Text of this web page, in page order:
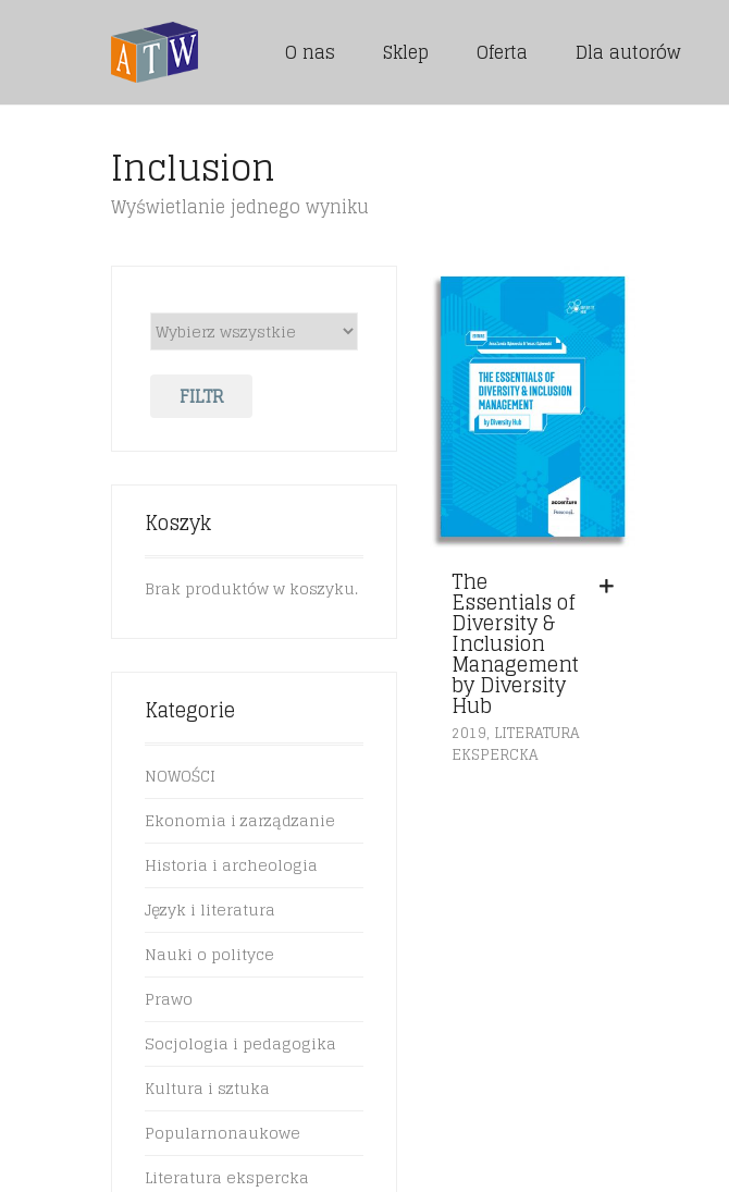
O nas Sklep Oferta Dla autorów
Inclusion
Wyświetlanie jednego wyniku
The
Essentials of
Diversity &
Inclusion
Management
by Diversity
Hub
2019, LITERATURA
EKSPERCKA
FILTR
Koszyk
Brak produktów w koszyku.
Kategorie
NOWOŚCI
Ekonomia i zarządzanie
Historia i archeologia
Język i literatura
Nauki o polityce
Prawo
Socjologia i pedagogika
Kultura i sztuka
Popularnonaukowe
Literatura ekspercka